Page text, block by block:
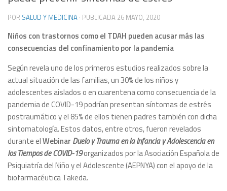
POR SALUD Y MEDICINA · PUBLICADA 26 MAYO, 2020
Niños con trastornos como el TDAH pueden acusar más las
consecuencias del confinamiento por la pandemia
Según revela uno de los primeros estudios realizados sobre la
actual situación de las familias, un 30% de los niños y
adolescentes aislados o en cuarentena como consecuencia de la
pandemia de COVID-19 podrían presentan síntomas de estrés
postraumático y el 85% de ellos tienen padres también con dicha
sintomatología. Estos datos, entre otros, fueron revelados
durante elWebinar Duelo y Trauma en la Infancia y Adolescencia en
los Tiempos de COVID-19organizados por la Asociación Española de
Psiquiatría del Niño y el Adolescente (AEPNYA) con el apoyo de la
biofarmacéutica Takeda.